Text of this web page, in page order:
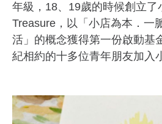
年級，18、19歲的時候創立了
Treasure，以「小店為本．一
活」的概念獲得第一份啟動基
紀相約的十多位青年朋友加入